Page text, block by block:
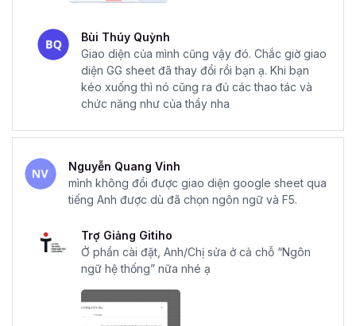
Bùi Thúy Quỳnh
Giao diện của mình cũng vậy đó. Chắc giờ giao
diện GG sheet đã thay đổi rồi bạn ạ. Khi bạn
kéo xuống thì nó cũng ra đủ các thao tác và
chức năng như của thầy nha
Nguyễn Quang Vinh
mình không đổi được giao diện google sheet qua
tiếng Anh được dù đã chọn ngôn ngữ và F5.
Trợ Giảng Gitiho
Ở phần cài đặt, Anh/Chị sửa ở cả chỗ “Ngôn
ngữ hệ thống” nữa nhé ạ